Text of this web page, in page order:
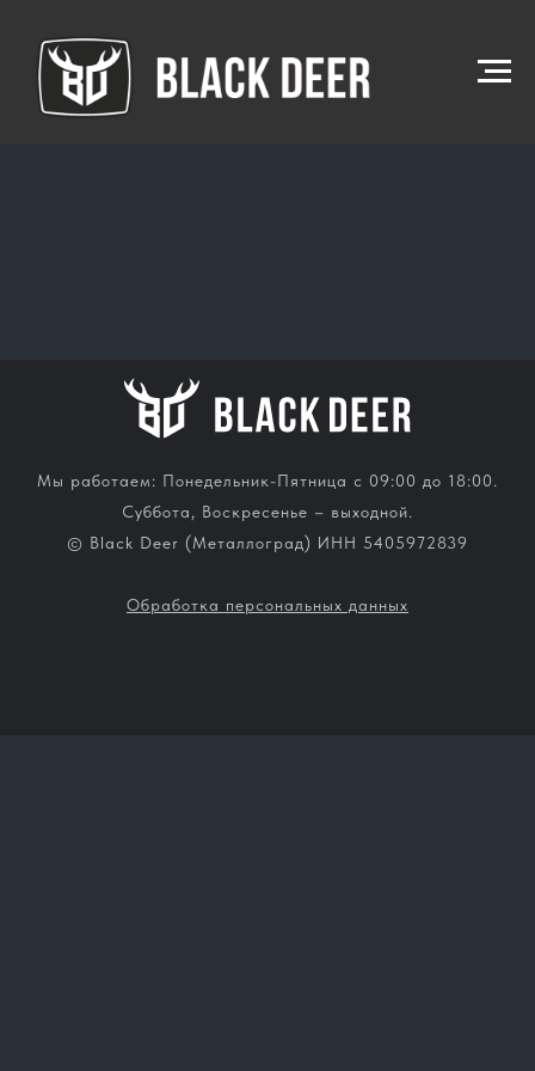
Мы работаем: Понедельник-Пятница с 09:00 до 18:00.
Суббота, Воскресенье – выходной.
© Black Deer (Металлоград) ИНН 5405972839
Обработка персональных данных